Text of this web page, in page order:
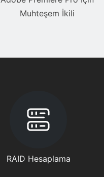
Muhteşem İkili
RAID Hesaplama